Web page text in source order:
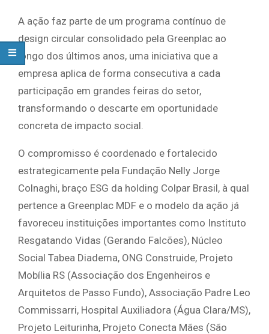
A ação faz parte de um programa contínuo de
design circular consolidado pela Greenplac ao
longo dos últimos anos, uma iniciativa que a
empresa aplica de forma consecutiva a cada
participação em grandes feiras do setor,
transformando o descarte em oportunidade
concreta de impacto social.
O compromisso é coordenado e fortalecido
estrategicamente pela Fundação Nelly Jorge
Colnaghi, braço ESG da holding Colpar Brasil, à qual
pertence a Greenplac MDF e o modelo da ação já
favoreceu instituições importantes como Instituto
Resgatando Vidas (Gerando Falcões), Núcleo
Social Tabea Diadema, ONG Construide, Projeto
Mobília RS (Associação dos Engenheiros e
Arquitetos de Passo Fundo), Associação Padre Leo
Commissarri, Hospital Auxiliadora (Água Clara/MS),
Projeto Leiturinha, Projeto Conecta Mães (São